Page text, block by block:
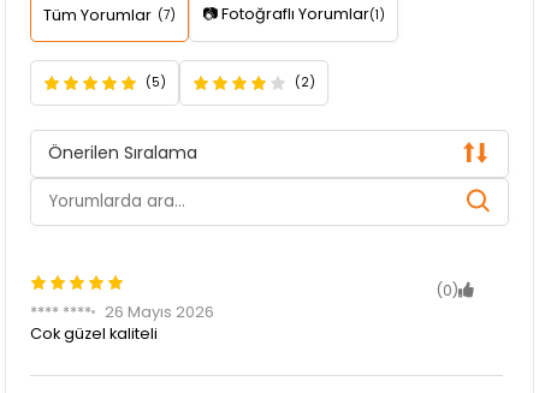
Tüm Yorumlar (7) 📷 Fotoğraflı Yorumlar(1)
(5) (2)
Önerilen Sıralama
(0)
**** ****
26 Mayıs 2026
Cok güzel kaliteli